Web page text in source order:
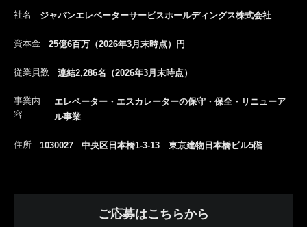
社名 ジャパンエレベーターサービスホールディングス株式会社
資本金 25億6百万（2026年3月末時点）円
従業員数 連結2,286名（2026年3月末時点）
事業内
容
エレベーター・エスカレーターの保守・保全・リニューア
ル事業
住所 1030027 中央区日本橋1-3-13 東京建物日本橋ビル5階
ご応募はこちらから